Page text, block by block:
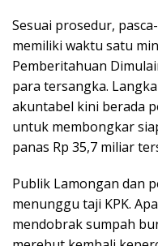
​Sesuai prosedur,
memiliki waktu satu
Pemberitahuan
para tersangka.
akuntabel kini berada
untuk membongkar
panas Rp 35,7 miliar
​Publik Lamongan dan
menunggu taji KPK.
mendobrak sumpah